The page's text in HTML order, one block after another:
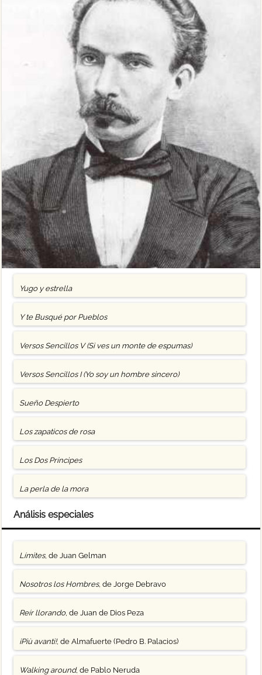
Yugo y estrella
Y te Busqué por Pueblos
Versos Sencillos V (Si ves un monte de espumas)
Versos Sencillos I (Yo soy un hombre sincero)
Sueño Despierto
Los zapaticos de rosa
Los Dos Príncipes
La perla de la mora
Análisis especiales
Límites, de Juan Gelman
Nosotros los Hombres, de Jorge Debravo
Reír llorando, de Juan de Dios Peza
¡Più avanti!, de Almafuerte (Pedro B. Palacios)
Walking around, de Pablo Neruda